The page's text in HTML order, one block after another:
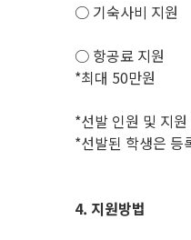
○ 기숙사비 지원
○ 항공료 지원
*최대 50만원
*선발 인원 및 지
*선발된 학생은 등
4. 지원방법